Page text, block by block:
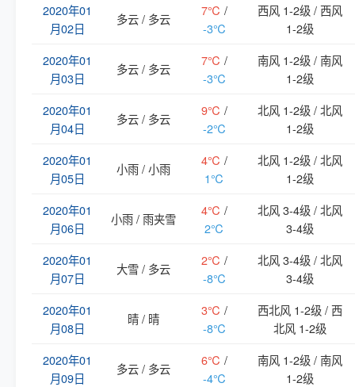
2020年01
月02日
多云 / 多云
7℃ /
-3℃
西风 1-2级 / 西风
1-2级
2020年01
月03日
多云 / 多云
7℃ /
-3℃
南风 1-2级 / 南风
1-2级
2020年01
月04日
多云 / 多云
9℃ /
-2℃
北风 1-2级 / 北风
1-2级
2020年01
月05日
小雨 / 小雨
4℃ /
1℃
北风 1-2级 / 北风
1-2级
2020年01
月06日
小雨 / 雨夹雪
4℃ /
2℃
北风 3-4级 / 北风
3-4级
2020年01
月07日
大雪 / 多云
2℃ /
-8℃
北风 3-4级 / 北风
3-4级
2020年01
月08日
晴 / 晴
3℃ /
-8℃
西北风 1-2级 / 西
北风 1-2级
2020年01
月09日
多云 / 多云
6℃ /
-4℃
南风 1-2级 / 南风
1-2级